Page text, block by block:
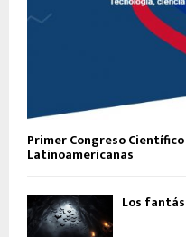
Primer Congreso
Latinoamericanas
Los